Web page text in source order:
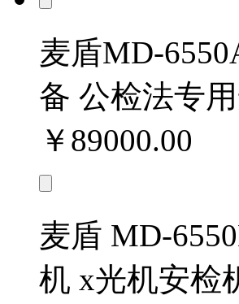
麦盾MD-
备 公检法专
￥89000.00
麦盾 MD-
机 x光机安检